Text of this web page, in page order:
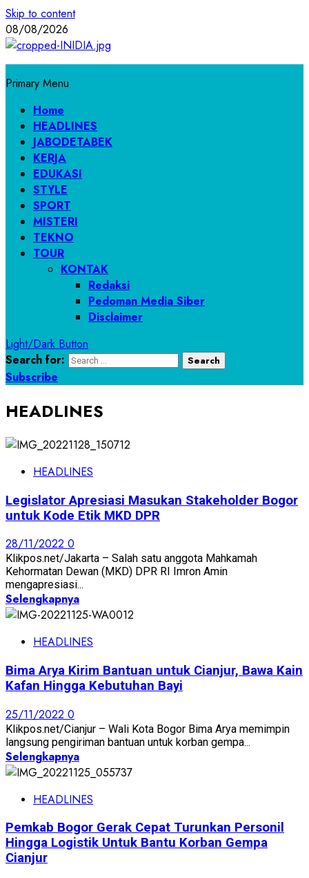
Skip to content
08/08/2026
Primary Menu
Home
HEADLINES
JABODETABEK
KERJA
EDUKASI
STYLE
SPORT
MISTERI
TEKNO
TOUR
KONTAK
Redaksi
Pedoman Media Siber
Disclaimer
Light/Dark Button
Search for:
Subscribe
HEADLINES
HEADLINES
Legislator Apresiasi Masukan Stakeholder Bogor
untuk Kode Etik MKD DPR
28/11/2022 0
Klikpos.net/Jakarta – Salah satu anggota Mahkamah
Kehormatan Dewan (MKD) DPR RI Imron Amin
mengapresiasi...
Selengkapnya
HEADLINES
Bima Arya Kirim Bantuan untuk Cianjur, Bawa Kain
Kafan Hingga Kebutuhan Bayi
25/11/2022 0
Klikpos.net/Cianjur – Wali Kota Bogor Bima Arya memimpin
langsung pengiriman bantuan untuk korban gempa...
Selengkapnya
HEADLINES
Pemkab Bogor Gerak Cepat Turunkan Personil
Hingga Logistik Untuk Bantu Korban Gempa
Cianjur